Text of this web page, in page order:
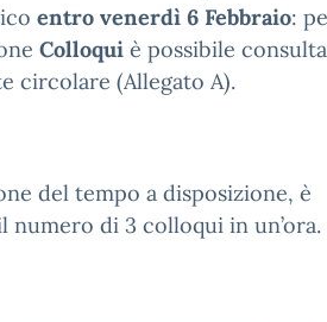
entro venerdì 6 Febbraio:
Colloqui è possibile
circolare (Allegato A).
del tempo a disposizione, è
di 3 colloqui in un’ora.